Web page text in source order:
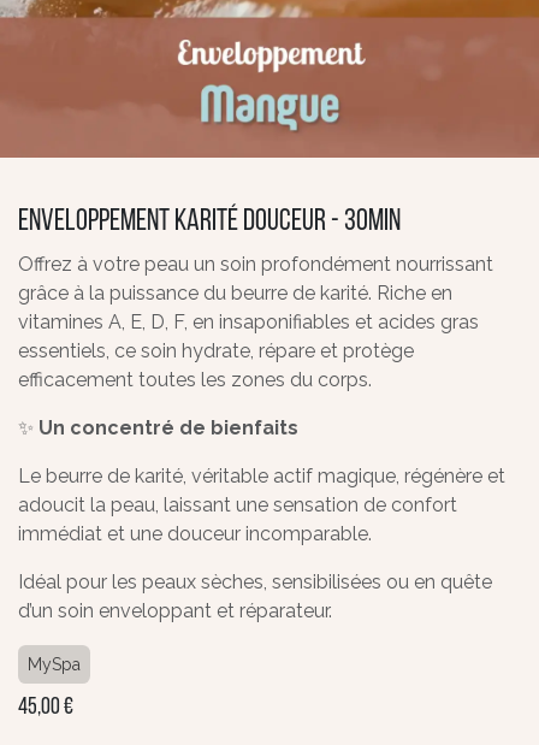
Enveloppement Karité douceur - 30min
Offrez à votre peau un soin profondément nourrissant
grâce à la puissance du beurre de karité. Riche en
vitamines A, E, D, F, en insaponifiables et acides gras
essentiels, ce soin hydrate, répare et protège
efficacement toutes les zones du corps.
✨ Un concentré de bienfaits
Le beurre de karité, véritable actif magique, régénère et
adoucit la peau, laissant une sensation de confort
immédiat et une douceur incomparable.
Idéal pour les peaux sèches, sensibilisées ou en quête
d’un soin enveloppant et réparateur.
MySpa
45,00 €